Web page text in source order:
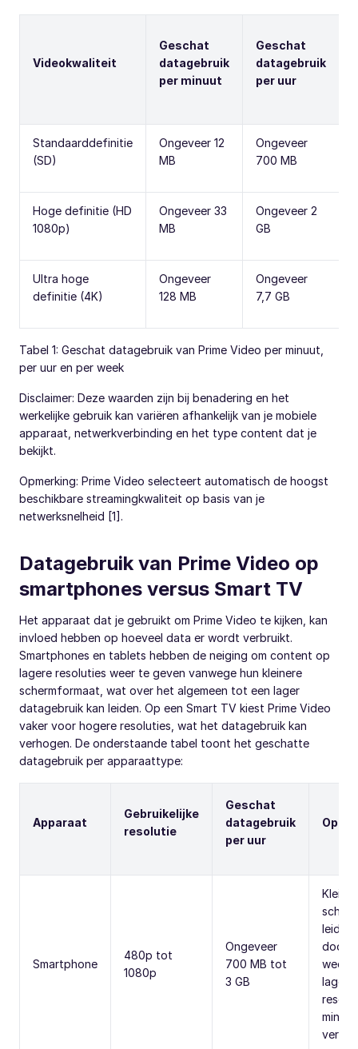
Videokwaliteit
Geschat
datagebruik
per minuut
Geschat
datagebruik
per uur
Standaarddefinitie
(SD)
Ongeveer 12
MB
Ongeveer
700 MB
Hoge definitie (HD
1080p)
Ongeveer 33
MB
Ongeveer 2
GB
Ultra hoge
definitie (4K)
Ongeveer
128 MB
Ongeveer
7,7 GB
Tabel 1: Geschat datagebruik van Prime Video per minuut,
per uur en per week
Disclaimer: Deze waarden zijn bij benadering en het
werkelijke gebruik kan variëren afhankelijk van je mobiele
apparaat, netwerkverbinding en het type content dat je
bekijkt.
Opmerking: Prime Video selecteert automatisch de hoogst
beschikbare streamingkwaliteit op basis van je
netwerksnelheid [1].
Datagebruik van Prime Video op
smartphones versus Smart TV
Het apparaat dat je gebruikt om Prime Video te kijken, kan
invloed hebben op hoeveel data er wordt verbruikt.
Smartphones en tablets hebben de neiging om content op
lagere resoluties weer te geven vanwege hun kleinere
schermformaat, wat over het algemeen tot een lager
datagebruik kan leiden. Op een Smart TV kiest Prime Video
vaker voor hogere resoluties, wat het datagebruik kan
verhogen. De onderstaande tabel toont het geschatte
datagebruik per apparaattype:
Apparaat
Gebruikelijke
resolutie
Geschat
datagebruik
per uur
Smartphone
480p tot
1080p
Ongeveer
700 MB tot
3 GB
leiden
lagere